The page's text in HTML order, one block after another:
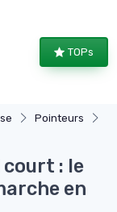
TOPs
Pointeurs
: le
en